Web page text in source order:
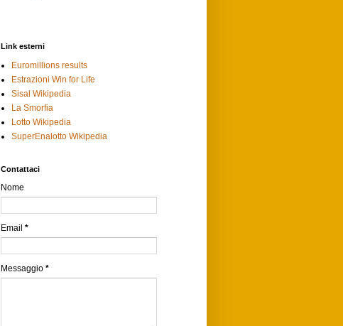
Link esterni
Euromillions results
Estrazioni Win for Life
Sisal Wikipedia
La Smorfia
Lotto Wikipedia
SuperEnalotto Wikipedia
Contattaci
Nome
Email *
Messaggio *